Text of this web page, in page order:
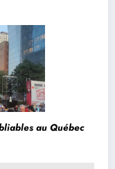
au Québec